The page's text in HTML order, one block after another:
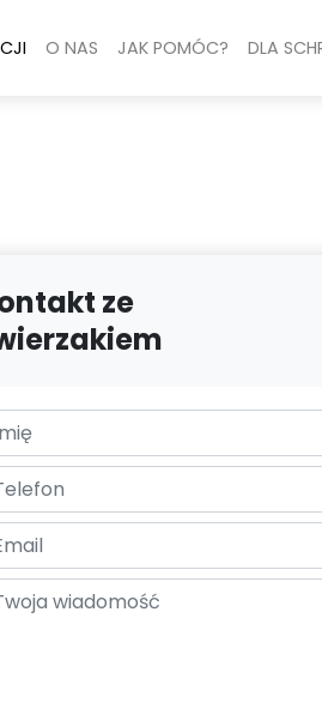
O NAS JAK POMÓC? DLA
ze